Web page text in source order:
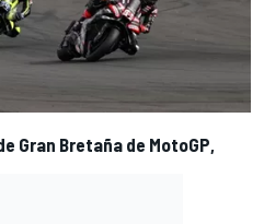
Gran Bretaña de MotoGP,